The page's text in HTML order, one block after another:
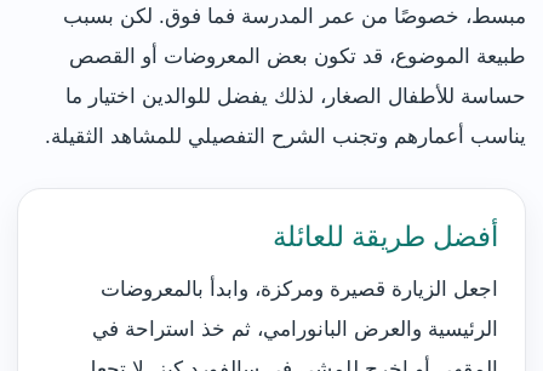
مبسط، خصوصًا من عمر المدرسة فما فوق. لكن بسبب
طبيعة الموضوع، قد تكون بعض المعروضات أو القصص
حساسة للأطفال الصغار، لذلك يفضل للوالدين اختيار ما
يناسب أعمارهم وتجنب الشرح التفصيلي للمشاهد الثقيلة.
أفضل طريقة للعائلة
اجعل الزيارة قصيرة ومركزة، وابدأ بالمعروضات
الرئيسية والعرض البانورامي، ثم خذ استراحة في